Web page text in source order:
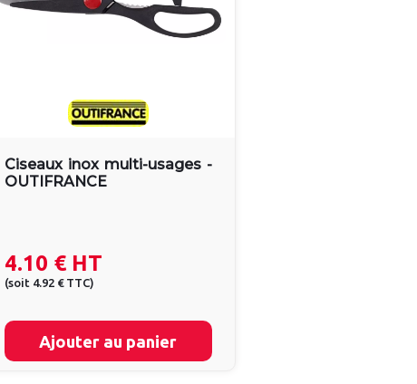
Ciseaux inox multi-usages -
OUTIFRANCE
4.10 €HT
(soit 4.92 € TTC)
Ajouter au panier